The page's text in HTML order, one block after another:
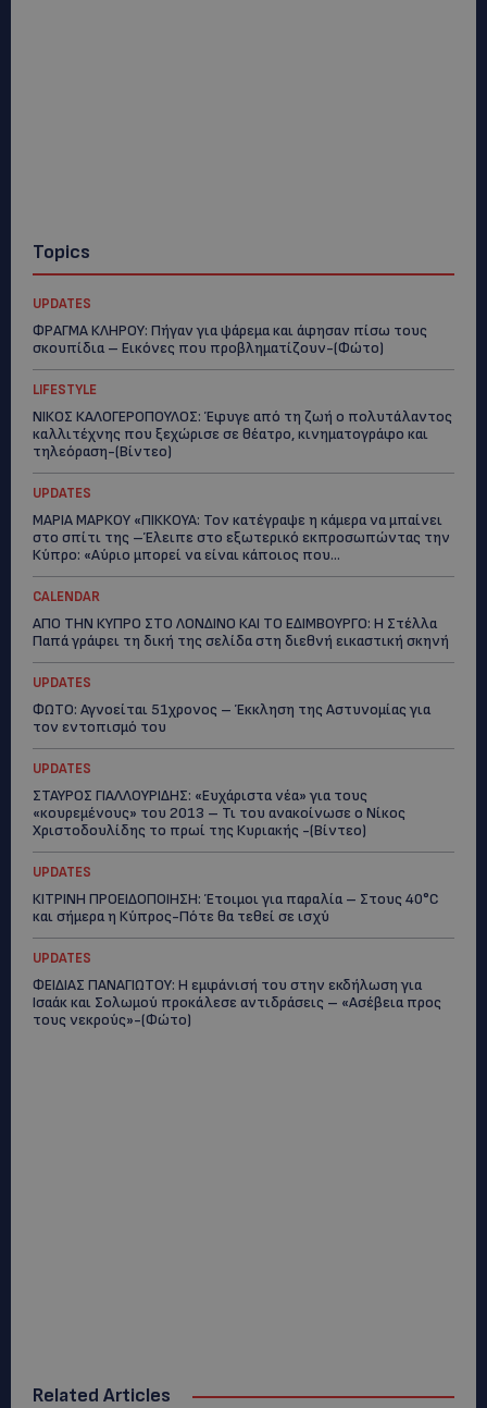
Topics
UPDATES
ΦΡΑΓΜΑ ΚΛΗΡΟΥ: Πήγαν για ψάρεμα και άφησαν πίσω τους
σκουπίδια – Εικόνες που προβληματίζουν-(Φώτο)
LIFESTYLE
ΝΙΚΟΣ ΚΑΛΟΓΕΡΟΠΟΥΛΟΣ: Έφυγε από τη ζωή ο πολυτάλαντος
καλλιτέχνης που ξεχώρισε σε θέατρο, κινηματογράφο και
τηλεόραση-(Bίντεο)
UPDATES
ΜΑΡΙΑ ΜΑΡΚΟΥ «ΠΙΚΚΟΥΑ: Τον κατέγραψε η κάμερα να μπαίνει
στο σπίτι της –Έλειπε στο εξωτερικό εκπροσωπώντας την
Κύπρο: «Αύριο μπορεί να είναι κάποιος που...
CALENDAR
ΑΠΟ ΤΗΝ ΚΥΠΡΟ ΣΤΟ ΛΟΝΔΙΝΟ ΚΑΙ ΤΟ ΕΔΙΜΒΟΥΡΓΟ: Η Στέλλα
Παπά γράφει τη δική της σελίδα στη διεθνή εικαστική σκηνή
UPDATES
ΦΩΤΟ: Αγνοείται 51χρονος – Έκκληση της Αστυνομίας για
τον εντοπισμό του
UPDATES
ΣΤΑΥΡΟΣ ΓΙΑΛΛΟΥΡΙΔΗΣ: «Ευχάριστα νέα» για τους
«κουρεμένους» του 2013 – Τι του ανακοίνωσε ο Νίκος
Χριστοδουλίδης το πρωί της Κυριακής -(Βίντεο)
UPDATES
ΚΙΤΡΙΝΗ ΠΡΟΕΙΔΟΠΟΙΗΣΗ: Έτοιμοι για παραλία – Στους 40°C
και σήμερα η Κύπρος-Πότε θα τεθεί σε ισχύ
UPDATES
ΦΕΙΔΙΑΣ ΠΑΝΑΓΙΩΤΟΥ: Η εμφάνισή του στην εκδήλωση για
Ισαάκ και Σολωμού προκάλεσε αντιδράσεις – «Ασέβεια προς
τους νεκρούς»-(Φώτο)
Related Articles